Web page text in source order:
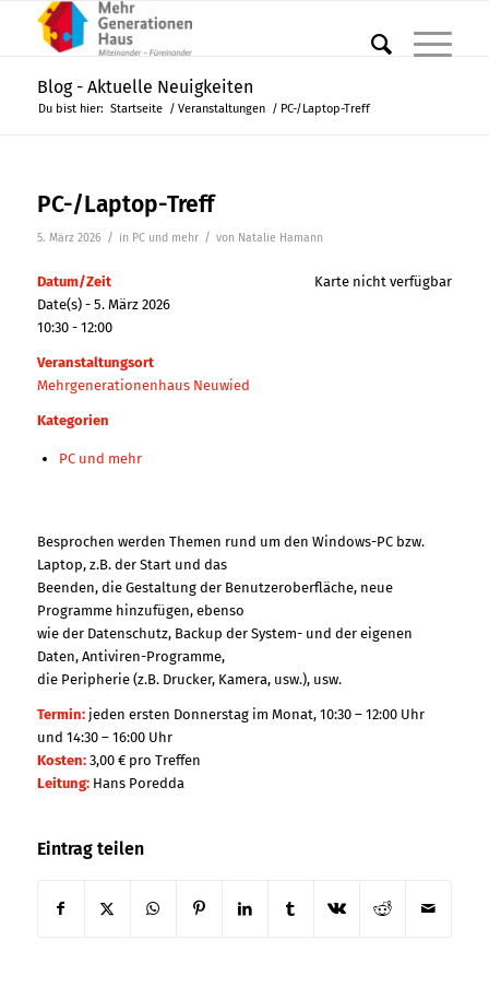
Blog - Aktuelle Neuigkeiten
Du bist hier: Startseite / Veranstaltungen / PC-/Laptop-Treff
PC-/Laptop-Treff
5. März 2026 / in PC und mehr / von Natalie Hamann
Karte nicht verfügbar
Datum/Zeit
Date(s) - 5. März 2026
10:30 - 12:00
Veranstaltungsort
Mehrgenerationenhaus Neuwied
Kategorien
PC und mehr
Besprochen werden Themen rund um den Windows-PC bzw.
Laptop, z.B. der Start und das
Beenden, die Gestaltung der Benutzeroberfläche, neue
Programme hinzufügen, ebenso
wie der Datenschutz, Backup der System- und der eigenen
Daten, Antiviren-Programme,
die Peripherie (z.B. Drucker, Kamera, usw.), usw.
Termin:jeden ersten Donnerstag im Monat, 10:30 – 12:00 Uhr
und 14:30 – 16:00 Uhr
Kosten:3,00 € pro Treffen
Leitung:Hans Poredda
Eintrag teilen